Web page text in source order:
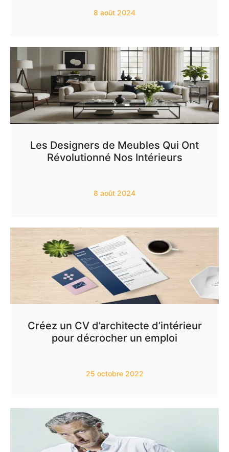
8 août 2024
Les Designers de Meubles Qui Ont
Révolutionné Nos Intérieurs
8 août 2024
Créez un CV d’architecte d’intérieur
pour décrocher un emploi
25 octobre 2022